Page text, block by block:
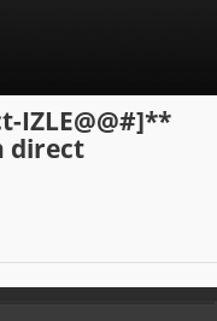
IZLE@@#]**
direct